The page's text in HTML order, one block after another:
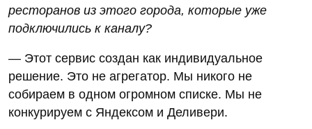
ресторанов из этого города, которые уже
подключились к каналу?
— Этот сервис создан как индивидуальное
решение. Это не агрегатор. Мы никого не
собираем в одном огромном списке. Мы не
конкурируем с Яндексом и Деливери.